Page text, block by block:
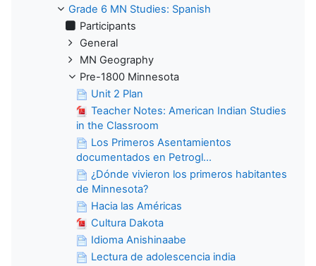
Grade 6 MN Studies: Spanish
Participants
General
MN Geography
Pre-1800 Minnesota
Unit 2 Plan
Teacher Notes: American Indian Studies
in the Classroom
Los Primeros Asentamientos
documentados en Petrogl...
¿Dónde vivieron los primeros habitantes
de Minnesota?
Hacia las Américas
Cultura Dakota
Idioma Anishinaabe
Lectura de adolescencia india